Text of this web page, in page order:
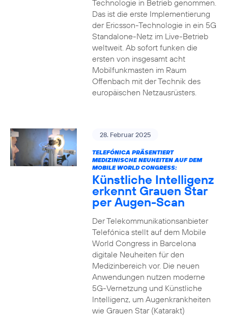
Technologie in Betrieb genommen.
Das ist die erste Implementierung
der Ericsson-Technologie in ein 5G
Standalone-Netz im Live-Betrieb
weltweit. Ab sofort funken die
ersten von insgesamt acht
Mobilfunkmasten im Raum
Offenbach mit der Technik des
europäischen Netzausrüsters.
28. Februar 2025
TELEFÓNICA PRÄSENTIERT
MEDIZINISCHE NEUHEITEN AUF DEM
MOBILE WORLD CONGRESS:
Künstliche Intelligenz
erkennt Grauen Star
per Augen-Scan
Der Telekommunikationsanbieter
Telefónica stellt auf dem Mobile
World Congress in Barcelona
digitale Neuheiten für den
Medizinbereich vor. Die neuen
Anwendungen nutzen moderne
5G-Vernetzung und Künstliche
Intelligenz, um Augenkrankheiten
wie Grauen Star (Katarakt)